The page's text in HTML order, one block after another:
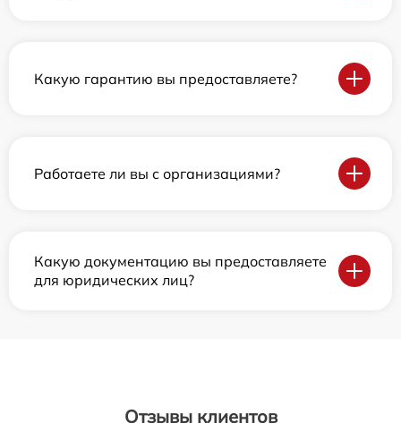
Какую гарантию вы предоставляете?
Работаете ли вы с организациями?
Какую документацию вы предоставляете
для юридических лиц?
Отзывы клиентов